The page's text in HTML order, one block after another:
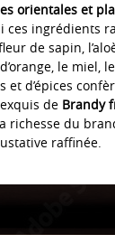
orientales et
ces ingrédients
de sapin,
le miel,
et d’épices
de Brandy
richesse du
raffinée.